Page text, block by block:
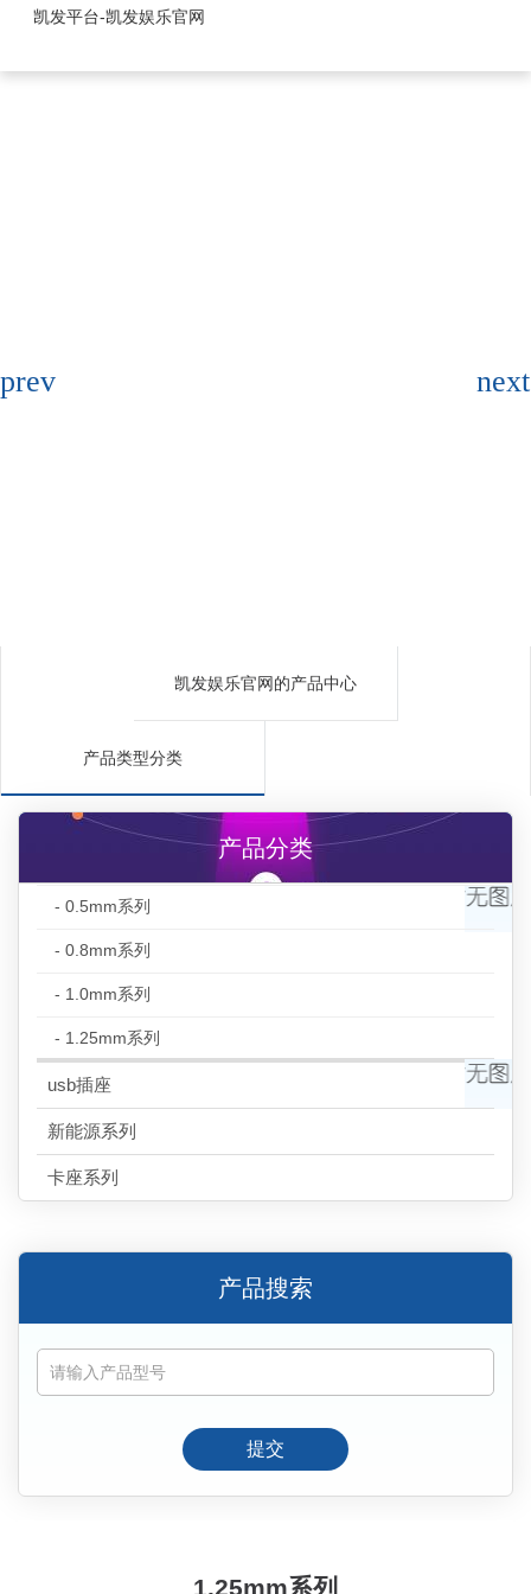
1.25mm系列-凯发平台
凯发平台-凯发娱乐官网
凯发娱乐官网的产品中心
产品类型分类
产品分类
- 0.5mm系列
- 0.8mm系列
- 1.0mm系列
- 1.25mm系列
usb插座
新能源系列
卡座系列
产品搜索
提交
1.25mm系列